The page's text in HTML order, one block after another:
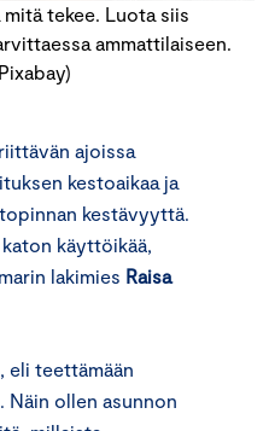
tekee. Luota siis
ammattilaiseen.
ajoissa
kestoaikaa ja
kestävyyttä.
käyttöikää,
lakimies Raisa
eli teettämään
Näin ollen asunnon